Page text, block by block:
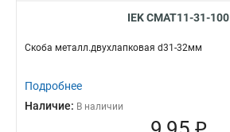
IEK CMAT11-31-100
Скоба металл.двухлапковая d31-32мм
Подробнее
Наличие: В наличии